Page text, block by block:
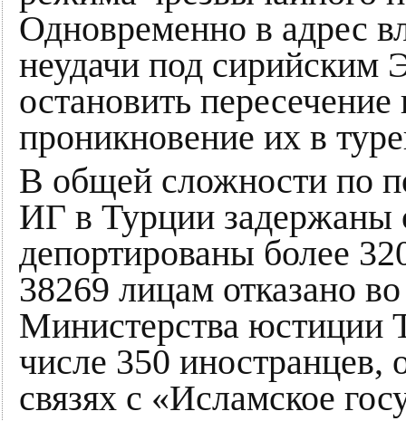
Одновременно в адрес
неудачи под сирийским
остановить
проникновение их в
В общей сложности по
ИГ в Турции задержаны
депортированы более
38269 лицам отказано
Министерства юстиции
числе 350
связях с «Исламское